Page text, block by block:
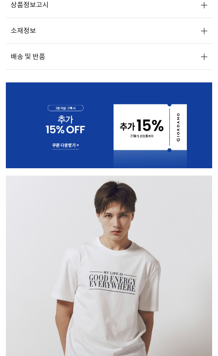
밀도 있는 조직 덕분에 비침이 적고, 형태 유지력이 뛰어나 잦은 착용과 세탁에도
GARMENT WASH(가먼트 워시) 가공을 통해 세탁 후 수축을 최소화하였고,
적절한 중량감(190~205g/m²)은 몸에 달라붙지 않고, 실루엣을 안정감 있게 잡아
일상 속에서 단독으로도 충분히 활용할 수 있는 이중적인 실용성과 완성도를 갖춘
상품정보고시
소재정보
배송 및 반품